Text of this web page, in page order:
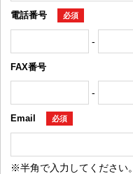
電話番号 必須
-
FAX番号
-
Email 必須
※半角で入力してください。